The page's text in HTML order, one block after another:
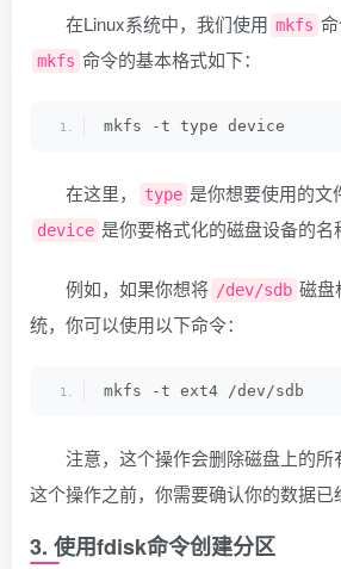
在Linux系统中，我们使用 mkfs
mkfs 命令的基本格式如下：
mkfs -t type device
在这里， type 是你想要使用的文
device 是你要格式化的磁盘设备的名
例如，如果你想将 /dev/sdb 磁盘
统，你可以使用以下命令：
mkfs -t ext4 /dev/sdb
注意，这个操作会删除磁盘上的
这个操作之前，你需要确认你的数据已
3. 使用fdisk命令创建分区